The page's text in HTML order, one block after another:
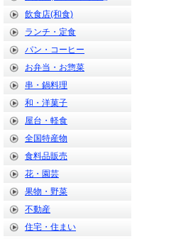
飲食店(和食)
ランチ・定食
パン・コーヒー
お弁当・お惣菜
串・鍋料理
和・洋菓子
屋台・軽食
全国特産物
食料品販売
花・園芸
果物・野菜
不動産
住宅・住まい